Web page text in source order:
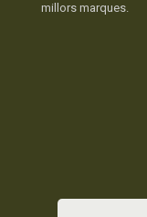
millors marques.